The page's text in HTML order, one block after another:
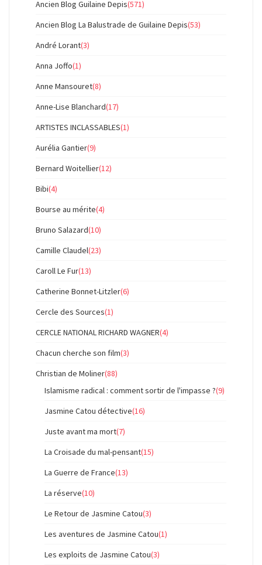
Ancien Blog Guilaine Depis(571)
Ancien Blog La Balustrade de Guilaine Depis(53)
André Lorant(3)
Anna Joffo(1)
Anne Mansouret(8)
Anne-Lise Blanchard(17)
ARTISTES INCLASSABLES(1)
Aurélia Gantier(9)
Bernard Woitellier(12)
Bibi(4)
Bourse au mérite(4)
Bruno Salazard(10)
Camille Claudel(23)
Caroll Le Fur(13)
Catherine Bonnet-Litzler(6)
Cercle des Sources(1)
CERCLE NATIONAL RICHARD WAGNER(4)
Chacun cherche son film(3)
Christian de Moliner(88)
Islamisme radical : comment sortir de l'impasse ?(9)
Jasmine Catou détective(16)
Juste avant ma mort(7)
La Croisade du mal-pensant(15)
La Guerre de France(13)
La réserve(10)
Le Retour de Jasmine Catou(3)
Les aventures de Jasmine Catou(1)
Les exploits de Jasmine Catou(3)